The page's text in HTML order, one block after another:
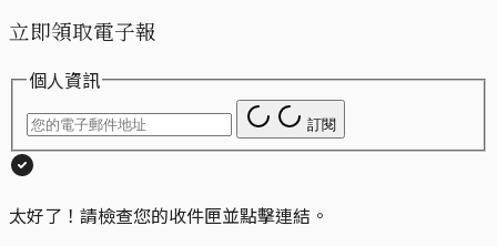
立即領取電子報
個人資訊
訂閱
太好了！請檢查您的收件匣並點擊連結。